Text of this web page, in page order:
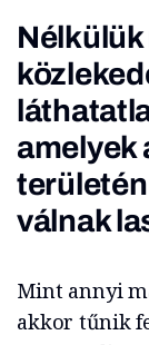
amelyek
válnak
Mint annyi
akkor tűnik